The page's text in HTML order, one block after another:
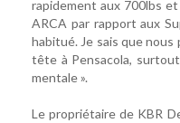
rapidement aux 700lbs
ARCA par rapport aux
habitué. Je sais que
tête à Pensacola,
mentale ».
Le propriétaire de KBR